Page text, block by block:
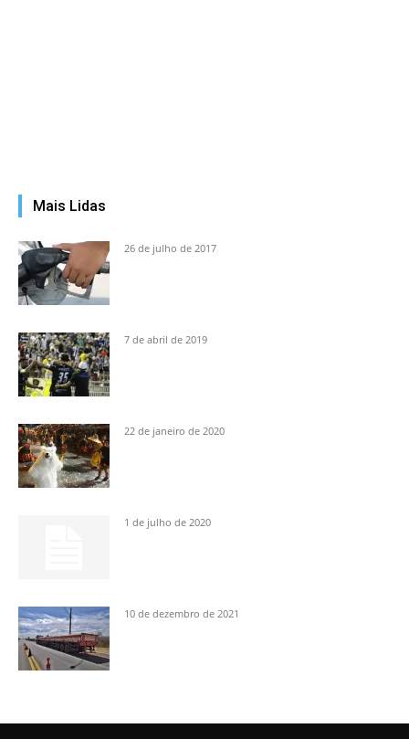
Mais Lidas
26 de julho de 2017
7 de abril de 2019
22 de janeiro de 2020
1 de julho de 2020
10 de dezembro de 2021